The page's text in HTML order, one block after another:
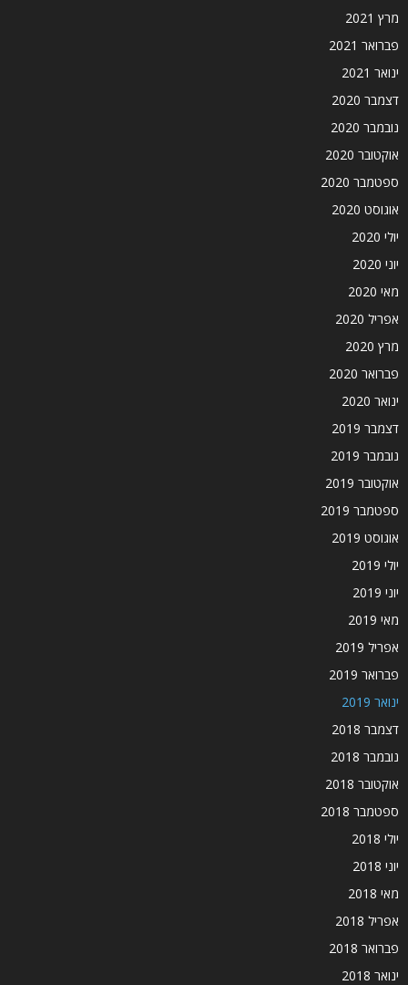
מרץ 2021
פברואר 2021
ינואר 2021
דצמבר 2020
נובמבר 2020
אוקטובר 2020
ספטמבר 2020
אוגוסט 2020
יולי 2020
יוני 2020
מאי 2020
אפריל 2020
מרץ 2020
פברואר 2020
ינואר 2020
דצמבר 2019
נובמבר 2019
אוקטובר 2019
ספטמבר 2019
אוגוסט 2019
יולי 2019
יוני 2019
מאי 2019
אפריל 2019
פברואר 2019
ינואר 2019
דצמבר 2018
נובמבר 2018
אוקטובר 2018
ספטמבר 2018
יולי 2018
יוני 2018
מאי 2018
אפריל 2018
פברואר 2018
ינואר 2018